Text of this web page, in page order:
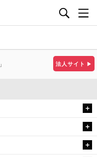
法人サイト ▶